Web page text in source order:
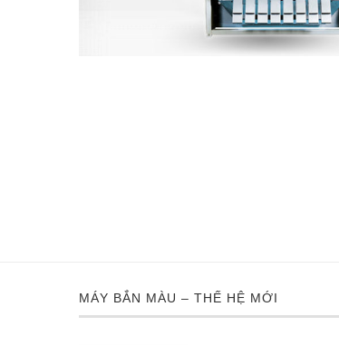
MÁY BẮN MÀU – THẾ HỆ MỚI